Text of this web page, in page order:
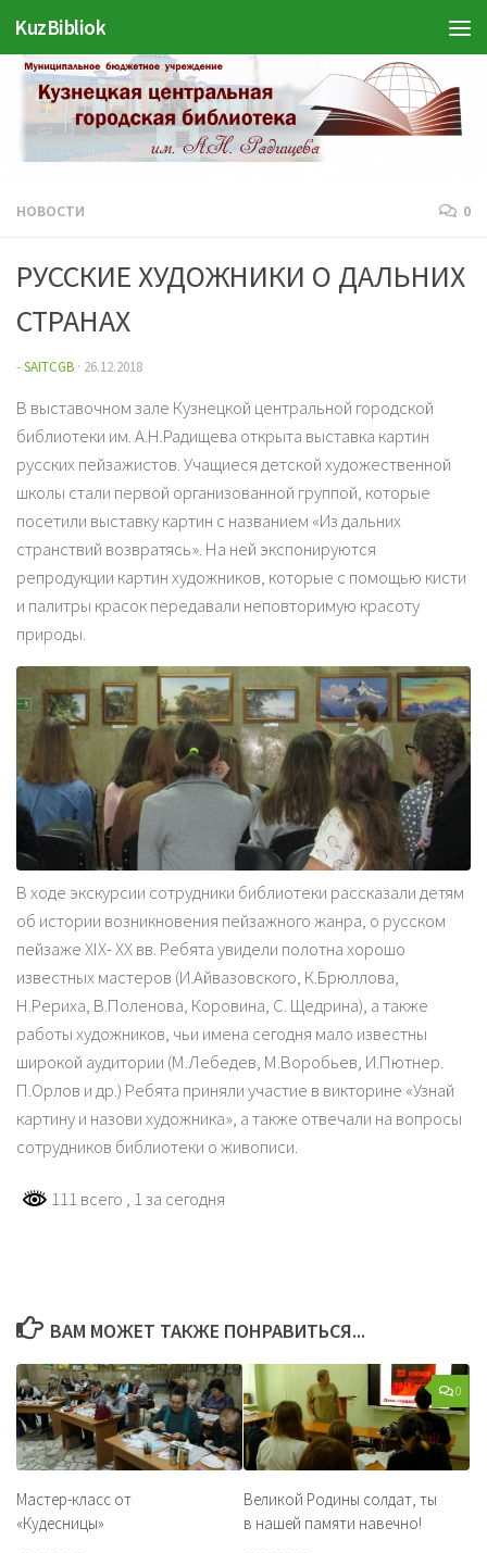
Перейти к содержимому
KuzBibliok
НОВОСТИ 0
РУССКИЕ ХУДОЖНИКИ О ДАЛЬНИХ
СТРАНАХ
-SAITCGB · 26.12.2018
В выставочном зале Кузнецкой центральной городской
библиотеки им. А.Н.Радищева открыта выставка картин
русских пейзажистов. Учащиеся детской художественной
школы стали первой организованной группой, которые
посетили выставку картин с названием «Из дальних
странствий возвратясь». На ней экспонируются
репродукции картин художников, которые с помощью кисти
и палитры красок передавали неповторимую красоту
природы.
В ходе экскурсии сотрудники библиотеки рассказали детям
об истории возникновения пейзажного жанра, о русском
пейзаже XIX- XX вв. Ребята увидели полотна хорошо
известных мастеров (И.Айвазовского, К.Брюллова,
Н.Рериха, В.Поленова, Коровина, С. Щедрина), а также
работы художников, чьи имена сегодня мало известны
широкой аудитории (М.Лебедев, М.Воробьев, И.Пютнер.
П.Орлов и др.) Ребята приняли участие в викторине «Узнай
картину и назови художника», а также отвечали на вопросы
сотрудников библиотеки о живописи.
111 всего , 1 за сегодня
ВАМ МОЖЕТ ТАКЖЕ ПОНРАВИТЬСЯ...
Мастер-класс от
«Кудесницы»
0
Великой Родины солдат, ты
в нашей памяти навечно!